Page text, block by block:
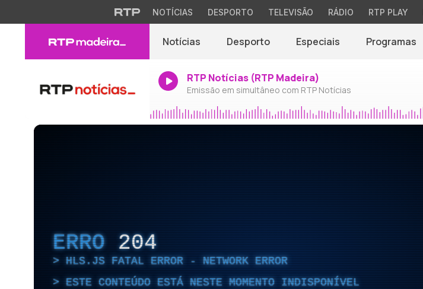
NOTÍCIAS DESPORTO TELEVISÃO RÁDIO RTP PLAY
Notícias Desporto Especiais Programas
RTP Notícias (RTP Madeira)
Emissão em simultâneo com RTP Notícias
ERRO 204
HLS.JS FATAL ERROR - NETWORK ERROR
ESTE CONTEÚDO ESTÁ NESTE MOMENTO INDISPONÍVEL